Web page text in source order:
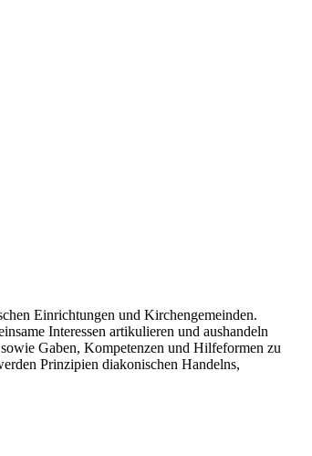
Einrichtungen und Kirchengemeinden.
Interessen artikulieren und aushandeln
Gaben, Kompetenzen und Hilfeformen zu
Prinzipien diakonischen Handelns,